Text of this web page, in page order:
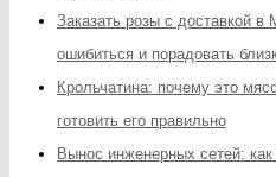
Заказать розы с доставкой в
ошибиться и порадовать
Крольчатина: почему это
готовить его правильно
Вынос инженерных сетей: